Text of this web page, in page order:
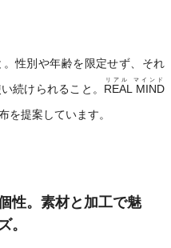
性別や年齢を限定せず、それ
続けられること。 REAL MIND
リアル マインド
を提案しています。
性。素材と加工で魅
。